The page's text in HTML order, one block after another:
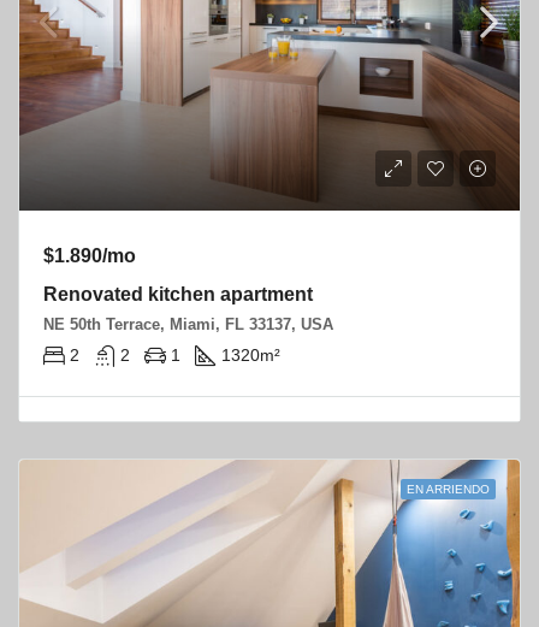
$1.890/mo
Renovated kitchen apartment
NE 50th Terrace, Miami, FL 33137, USA
2 2 1 1320m²
EN ARRIENDO